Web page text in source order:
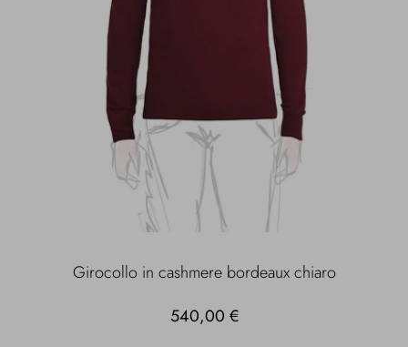
Girocollo in cashmere bordeaux chiaro
540,00 €